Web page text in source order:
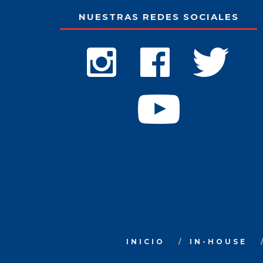
NUESTRAS REDES SOCIALES
INICIO IN-HOUSE